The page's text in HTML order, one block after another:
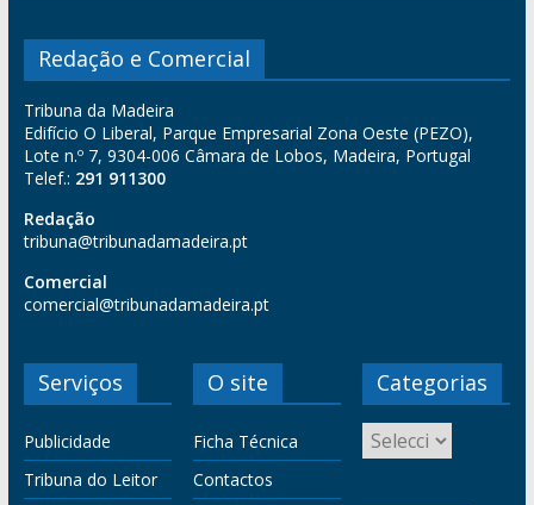
Redação e Comercial
Tribuna da Madeira
Edifício O Liberal, Parque Empresarial Zona Oeste (PEZO),
Lote n.º 7, 9304-006 Câmara de Lobos, Madeira, Portugal
Telef.: 291 911300
Redação
tribuna@tribunadamadeira.pt
Comercial
comercial@tribunadamadeira.pt
Serviços
Publicidade
Tribuna do Leitor
O site
Ficha Técnica
Contactos
Categorias